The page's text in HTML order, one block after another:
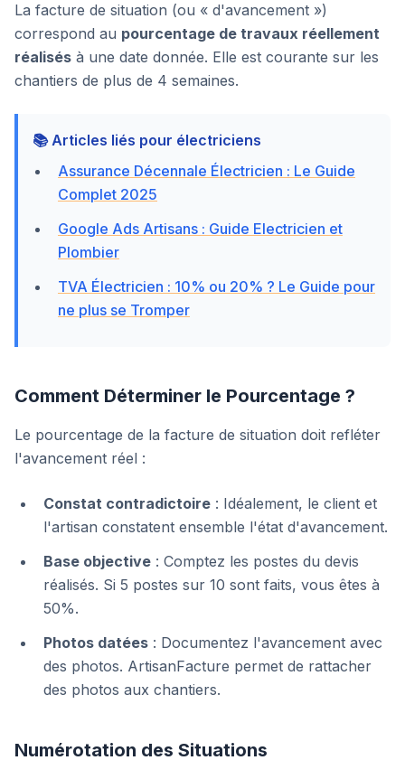
La facture de situation (ou « d'avancement »)
correspond au pourcentage de travaux réellement
réalisés à une date donnée. Elle est courante sur les
chantiers de plus de 4 semaines.
📚 Articles liés pour électriciens
Assurance Décennale Électricien : Le Guide
Complet 2025
Google Ads Artisans : Guide Electricien et
Plombier
TVA Électricien : 10% ou 20% ? Le Guide pour
ne plus se Tromper
Comment Déterminer le Pourcentage ?
Le pourcentage de la facture de situation doit refléter
l'avancement réel :
Constat contradictoire : Idéalement, le client et
l'artisan constatent ensemble l'état d'avancement.
Base objective : Comptez les postes du devis
réalisés. Si 5 postes sur 10 sont faits, vous êtes à
50%.
Photos datées : Documentez l'avancement avec
des photos. ArtisanFacture permet de rattacher
des photos aux chantiers.
Numérotation des Situations